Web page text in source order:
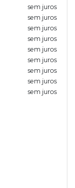
sem juros
sem juros
sem juros
sem juros
sem juros
sem juros
sem juros
sem juros
sem juros